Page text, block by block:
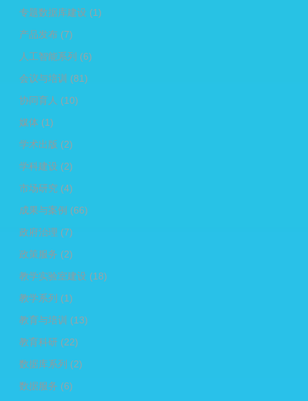
专题数据库建设 (1)
产品发布 (7)
人工智能系列 (6)
会议与培训 (81)
协同育人 (10)
媒体 (1)
学术出版 (2)
学科建设 (2)
市场研究 (4)
成果与案例 (66)
政府治理 (7)
政策服务 (2)
教学实验室建设 (18)
教学系列 (1)
教育与培训 (13)
教育科研 (22)
数据库系列 (2)
数据服务 (6)